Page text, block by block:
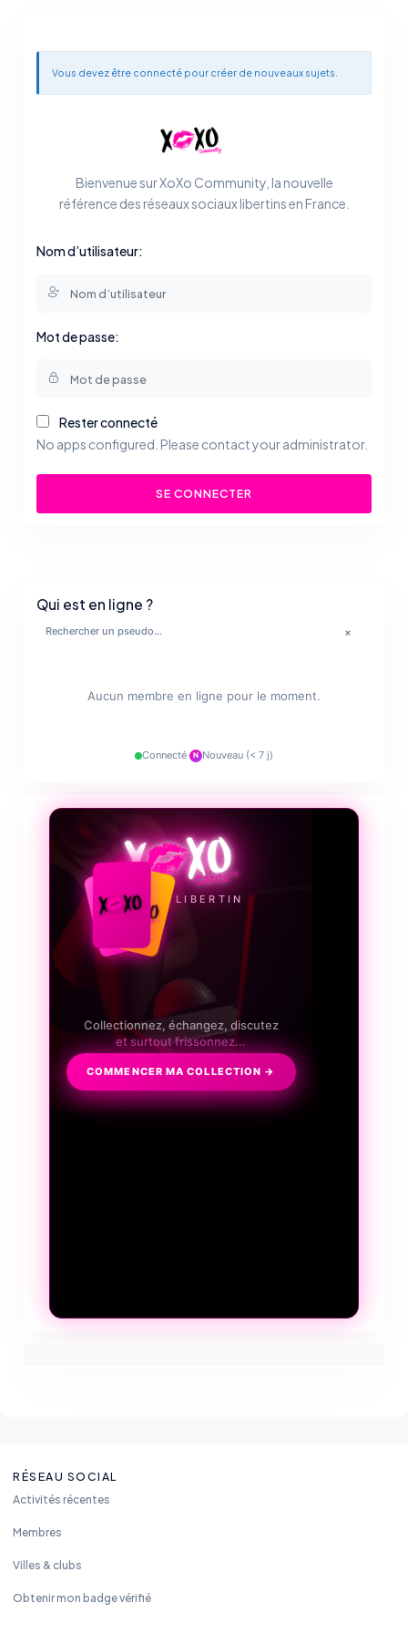
Vous devez être connecté pour créer de nouveaux sujets.
Bienvenue sur XoXo Community, la nouvelle
référence des réseaux sociaux libertins en France.
Nom d’utilisateur:
Mot de passe:
Rester connecté
No apps configured. Please contact your administrator.
SE CONNECTER
Qui est en ligne ?
×
Aucun membre en ligne pour le moment.
Connecté· N Nouveau (< 7 j)
LE JEU LIBERTIN
Collectionnez, échangez, discutez
et surtout frissonnez...
COMMENCER MA COLLECTION →
RÉSEAU SOCIAL
Activités récentes
Membres
Villes & clubs
Obtenir mon badge vérifié